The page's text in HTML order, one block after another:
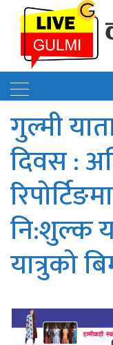
गुल्मी
दिवस :
नि:शुल्क
यात्रुको